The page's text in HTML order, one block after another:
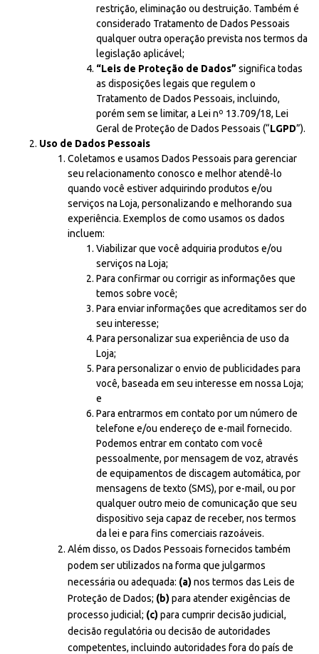
restrição, eliminação ou destruição. Também é
considerado Tratamento de Dados Pessoais
qualquer outra operação prevista nos termos da
legislação aplicável;
“Leis de Proteção de Dados” significa todas
as disposições legais que regulem o
Tratamento de Dados Pessoais, incluindo,
porém sem se limitar, a Lei nº 13.709/18, Lei
Geral de Proteção de Dados Pessoais (“LGPD”).
Uso de Dados Pessoais
Coletamos e usamos Dados Pessoais para gerenciar
seu relacionamento conosco e melhor atendê-lo
quando você estiver adquirindo produtos e/ou
serviços na Loja, personalizando e melhorando sua
experiência. Exemplos de como usamos os dados
incluem:
Viabilizar que você adquiria produtos e/ou
serviços na Loja;
Para confirmar ou corrigir as informações que
temos sobre você;
Para enviar informações que acreditamos ser do
seu interesse;
Para personalizar sua experiência de uso da
Loja;
Para personalizar o envio de publicidades para
você, baseada em seu interesse em nossa Loja;
e
Para entrarmos em contato por um número de
telefone e/ou endereço de e-mail fornecido.
Podemos entrar em contato com você
pessoalmente, por mensagem de voz, através
de equipamentos de discagem automática, por
mensagens de texto (SMS), por e-mail, ou por
qualquer outro meio de comunicação que seu
dispositivo seja capaz de receber, nos termos
da lei e para fins comerciais razoáveis.
Além disso, os Dados Pessoais fornecidos também
podem ser utilizados na forma que julgarmos
necessária ou adequada: (a)nos termos das Leis de
Proteção de Dados; (b)para atender exigências de
processo judicial; (c)para cumprir decisão judicial,
decisão regulatória ou decisão de autoridades
competentes, incluindo autoridades fora do país de